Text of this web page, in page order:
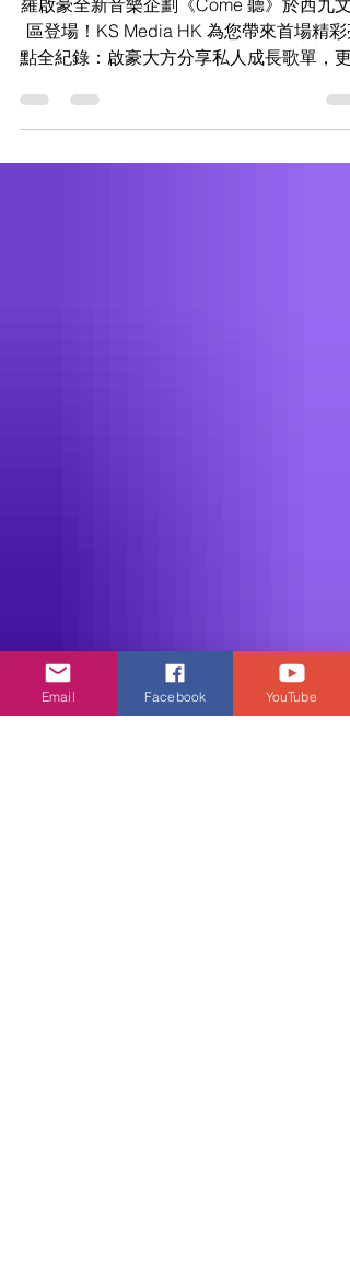
會 🎤 臨場追悼黎彼得清唱《浪
心聲》致敬
羅啟豪全新音樂企劃《Come 聽》於西九文
Email Facebook YouTube